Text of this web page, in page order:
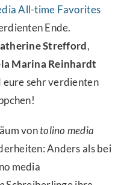
All-time Favorites
Ende.
Strefford,
Marina Reinhardt
eure sehr verdienten
vontolino media
Anders als bei
media